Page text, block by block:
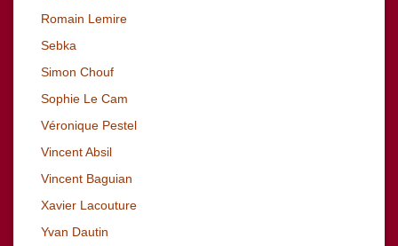
Romain Lemire
Sebka
Simon Chouf
Sophie Le Cam
Véronique Pestel
Vincent Absil
Vincent Baguian
Xavier Lacouture
Yvan Dautin